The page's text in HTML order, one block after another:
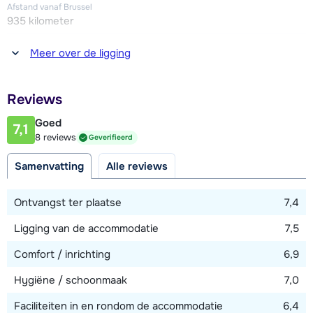
Afstand vanaf Brussel
935 kilometer
Afstand tot winkel(s)
1500 meter
1500 meter
Afstand tot piste
1200 meter
Meer over de ligging
Reviews
7,1 Goed
8 reviews Geverifieerd
Samenvatting Alle reviews
Ontvangst ter plaatse
7,4
Ligging van de accommodatie
7,5
Comfort / inrichting
6,9
Hygiëne / schoonmaak
7,0
Faciliteiten in en rondom de accommodatie
6,4